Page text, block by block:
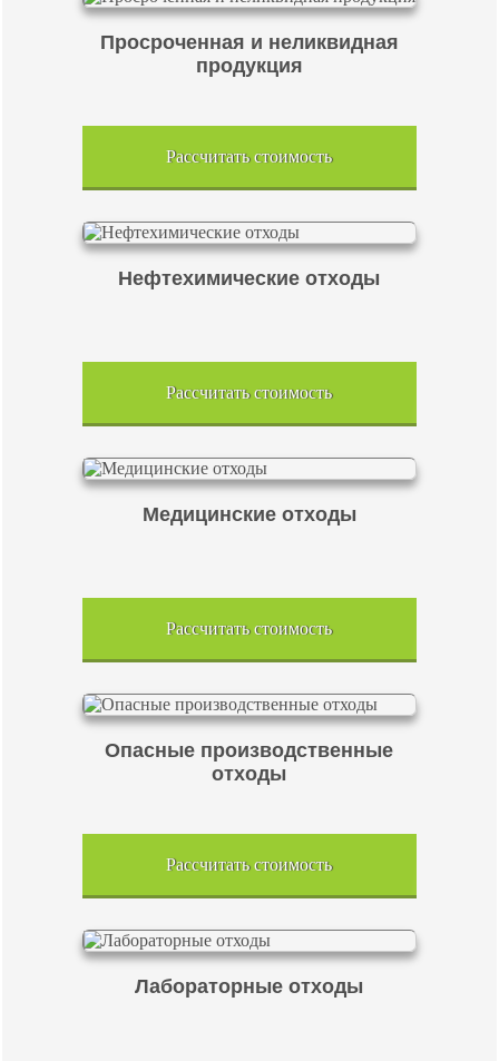
Просроченная и неликвидная
продукция
Рассчитать стоимость
Нефтехимические отходы
Рассчитать стоимость
Медицинские отходы
Рассчитать стоимость
Опасные производственные
отходы
Рассчитать стоимость
Лабораторные отходы